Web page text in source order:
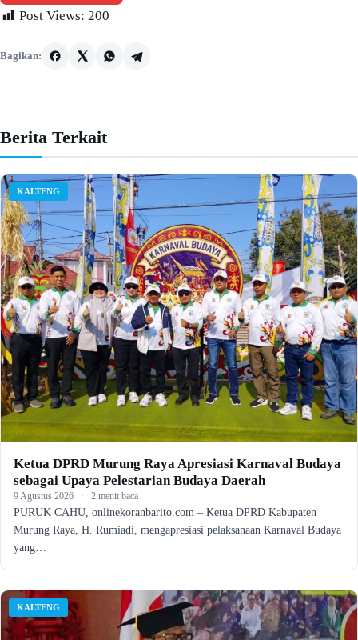
Post Views: 200
Bagikan:
Berita Terkait
KALTENG
Ketua DPRD Murung Raya Apresiasi Karnaval Budaya
sebagai Upaya Pelestarian Budaya Daerah
9 Agustus 2026 · 2 menit baca
PURUK CAHU, onlinekoranbarito.com – Ketua DPRD Kabupaten
Murung Raya, H. Rumiadi, mengapresiasi pelaksanaan Karnaval Budaya
yang…
KALTENG